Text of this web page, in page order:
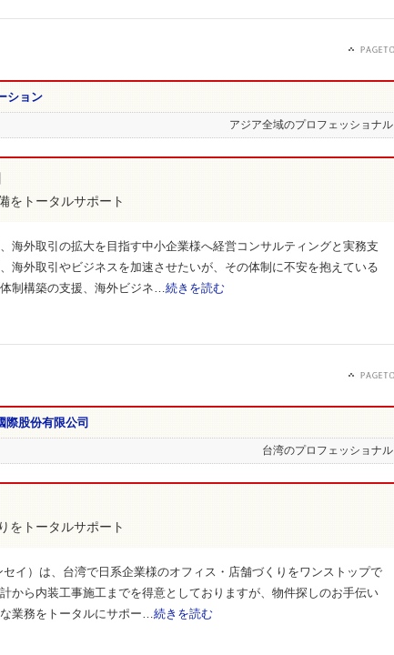
ション
アジア全域のプロフェッショナル
をトータルサポート
海外取引の拡大を目指す中小企業様へ経営コンサルティングと実務支
海外取引やビジネスを加速させたいが、その体制に不安を抱えている
制構築の支援、海外ビジネ…続きを読む
際股份有限公司
台湾のプロフェッショナル
をトータルサポート
イ）は、台湾で日系企業様のオフィス・店舗づくりをワンストップで
から内装工事施工までを得意としておりますが、物件探しのお手伝い
業務をトータルにサポー…続きを読む